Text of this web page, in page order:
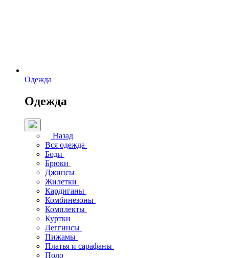
Одежда
Одежда
Назад
Вся одежда
Боди
Брюки
Джинсы
Жилетки
Кардиганы
Комбинезоны
Комплекты
Куртки
Леггинсы
Пижамы
Платья и сарафаны
Поло